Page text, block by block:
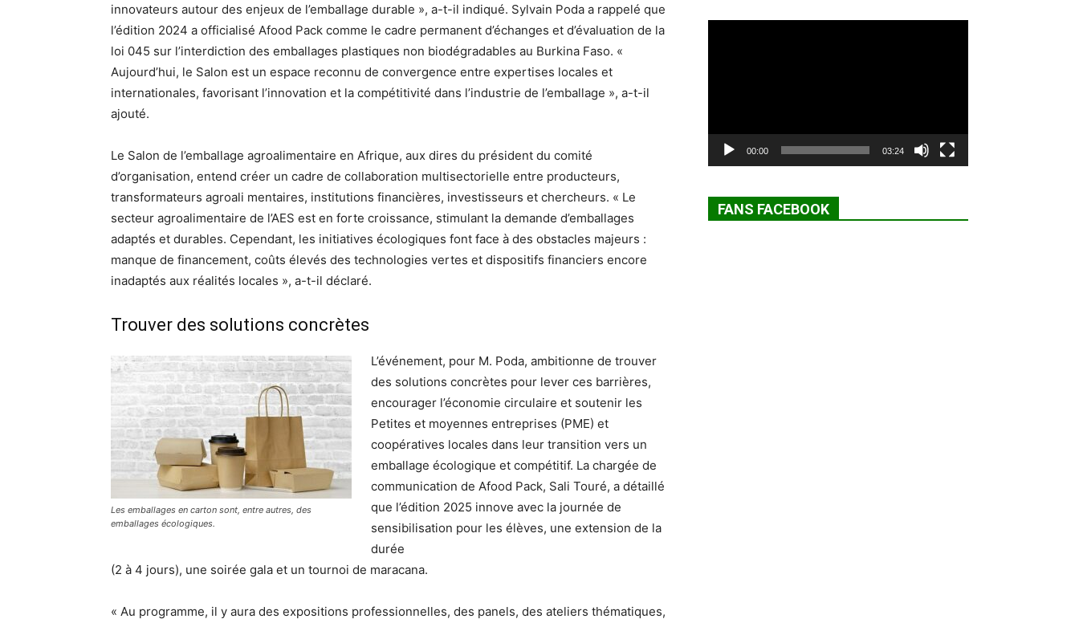
innovateurs autour des enjeux de l’emballage durable », a-t-il indiqué. Sylvain Poda a rappelé que
l’édition 2024 a officialisé Afood Pack comme le cadre permanent d’échanges et d’évaluation de la
loi 045 sur l’interdiction des emballages plastiques non biodégradables au Burkina Faso. «
Aujourd’hui, le Salon est un espace reconnu de convergence entre expertises locales et
internationales, favorisant l’innovation et la compétitivité dans l’industrie de l’emballage », a-t-il
ajouté.
Le Salon de l’emballage agroalimentaire en Afrique, aux dires du président du comité
d’organisation, entend créer un cadre de collaboration multisectorielle entre producteurs,
transformateurs agroali mentaires, institutions financières, investisseurs et chercheurs. « Le
secteur agroalimentaire de l’AES est en forte croissance, stimulant la demande d’emballages
adaptés et durables. Cependant, les initiatives écologiques font face à des obstacles majeurs :
manque de financement, coûts élevés des technologies vertes et dispositifs financiers encore
inadaptés aux réalités locales », a-t-il déclaré.
Trouver des solutions concrètes
Les emballages en carton sont, entre autres, des
emballages écologiques.
L’événement, pour M. Poda, ambitionne de trouver
des solutions concrètes pour lever ces barrières,
encourager l’économie circulaire et soutenir les
Petites et moyennes entreprises (PME) et
coopératives locales dans leur transition vers un
emballage écologique et compétitif. La chargée de
communication de Afood Pack, Sali Touré, a détaillé
que l’édition 2025 innove avec la journée de
sensibilisation pour les élèves, une extension de la
durée
(2 à 4 jours), une soirée gala et un tournoi de maracana.
« Au programme, il y aura des expositions professionnelles, des panels, des ateliers thématiques,
00:00 03:24
FANS FACEBOOK